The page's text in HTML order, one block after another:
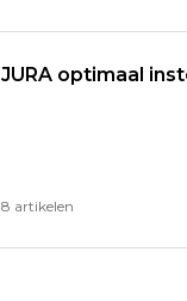
JURA optimaal
8 artikelen